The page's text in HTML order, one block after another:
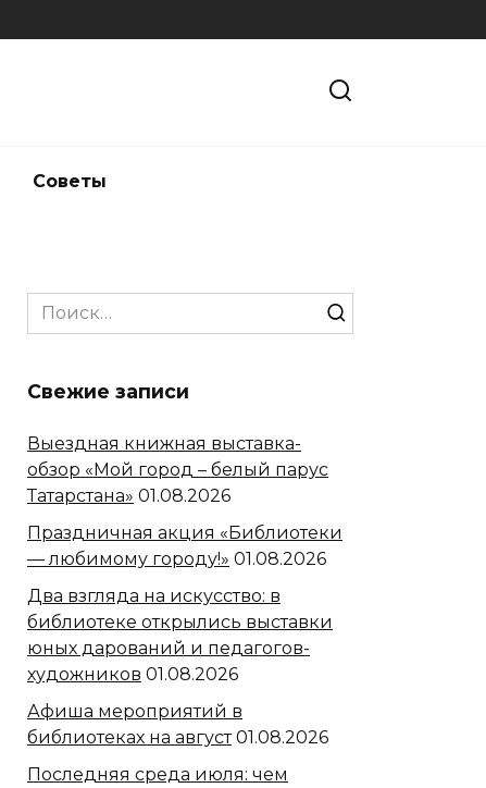
Советы
Search
for:
Свежие записи
Выездная книжная выставка-
обзор «Мой город – белый парус
Татарстана» 01.08.2026
Праздничная акция «Библиотеки
— любимому городу!» 01.08.2026
Два взгляда на искусство: в
библиотеке открылись выставки
юных дарований и педагогов-
художников 01.08.2026
Афиша мероприятий в
библиотеках на август 01.08.2026
Последняя среда июля: чем